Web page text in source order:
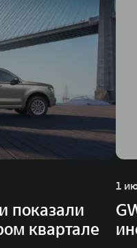
показали
квартале
1